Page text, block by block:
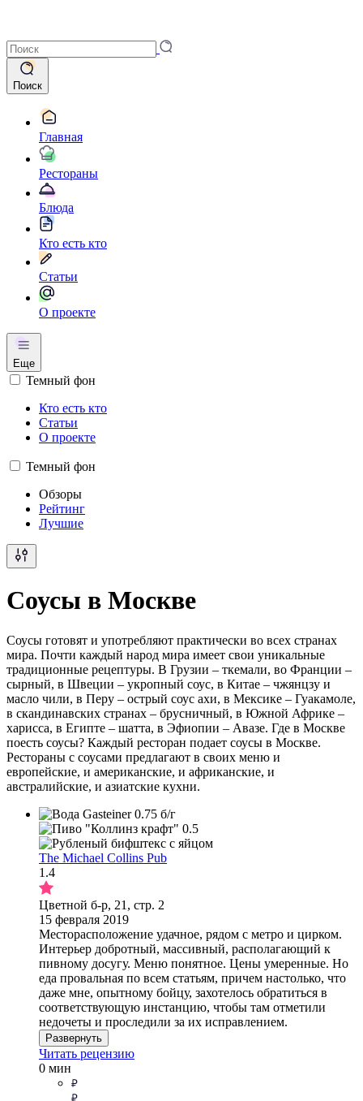
Поиск
Главная
Рестораны
Блюда
Кто есть кто
Статьи
О проекте
Еще
Темный фон
Кто есть кто
Статьи
О проекте
Темный фон
Обзоры
Рейтинг
Лучшие
Соусы в Москве
Соусы готовят и употребляют практически во всех странах
мира. Почти каждый народ мира имеет свои уникальные
традиционные рецептуры. В Грузии – ткемали, во Франции –
сырный, в Швеции – укропный соус, в Китае – чжянцзу и
масло чили, в Перу – острый соус ахи, в Мексике – Гуакамоле,
в скандинавских странах – брусничный, в Южной Африке –
харисса, в Египте – шатта, в Эфиопии – Авазе. Где в Москве
поесть соусы? Каждый ресторан подает соусы в Москве.
Рестораны с соусами предлагают в своих меню и
европейские, и американские, и африканские, и
австралийские, и азиатские кухни.
The Michael Collins Pub
1.4
Цветной б-р, 21, стр. 2
15 февраля 2019
Месторасположение удачное, рядом с метро и цирком.
Интерьер добротный, массивный, располагающий к
пивному досугу. Меню понятное. Цены умеренные. Но
еда провальная по всем статьям, причем настолько, что
даже мне, опытному бойцу, захотелось обратиться в
соответствующую инстанцию, чтобы там отметили
недочеты и проследили за их исправлением.
Развернуть
Читать рецензию
0 мин